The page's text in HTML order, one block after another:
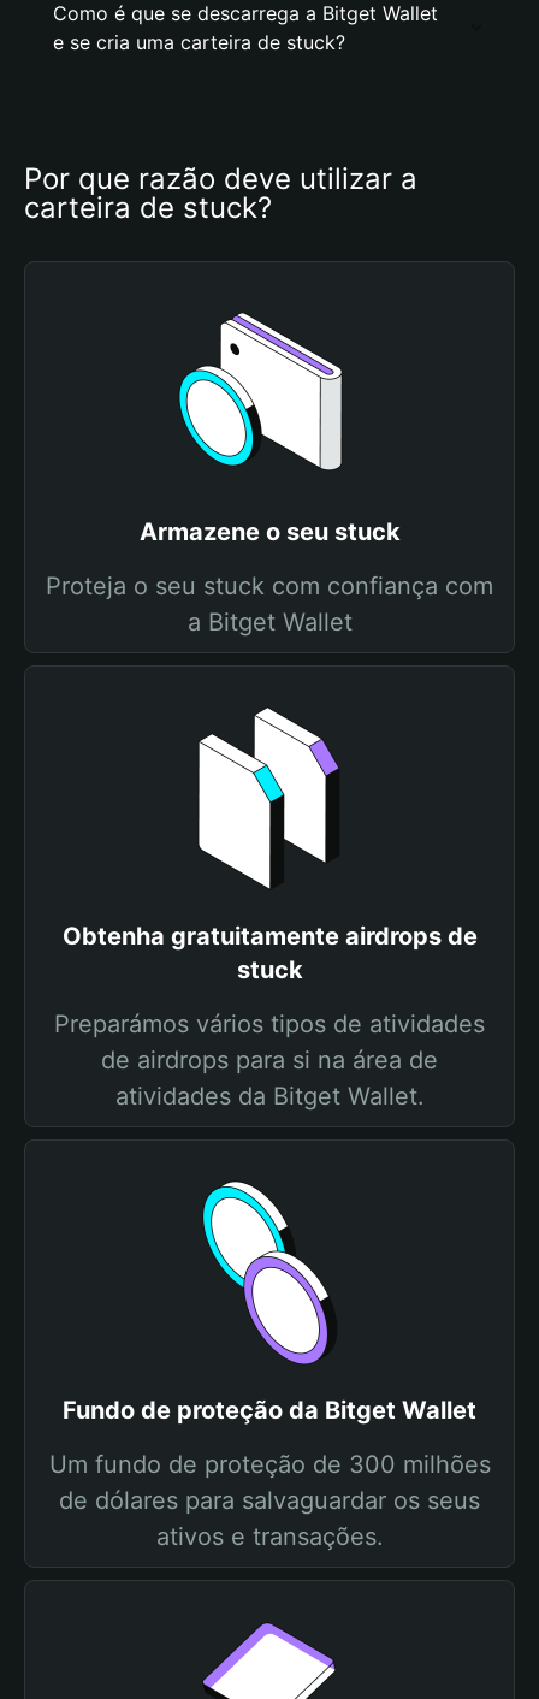
Como é que se descarrega a Bitget Wallet
e se cria uma carteira de stuck?
Por que razão deve utilizar a
carteira de stuck?
Armazene o seu stuck
Proteja o seu stuck com confiança com
a Bitget Wallet
Obtenha gratuitamente airdrops de
stuck
Preparámos vários tipos de atividades
de airdrops para si na área de
atividades da Bitget Wallet.
Fundo de proteção da Bitget Wallet
Um fundo de proteção de 300 milhões
de dólares para salvaguardar os seus
ativos e transações.